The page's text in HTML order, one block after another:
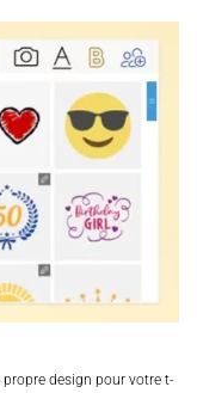
design pour votre t-